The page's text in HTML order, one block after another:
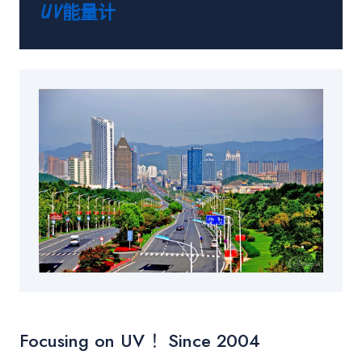
UV能量计
Focusing on UV ！Since 2004